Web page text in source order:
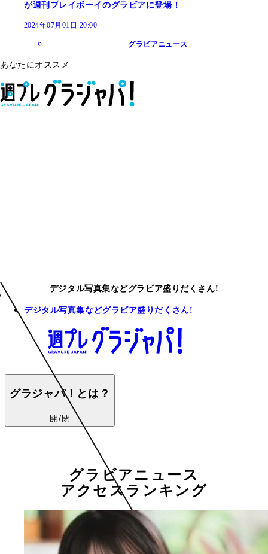
が週刊プレイボーイのグラビアに登場！
2024年07月01日 20:00
グラビアニュース
あなたにオススメ
デジタル写真集などグラビア盛りだくさん!
デジタル写真集などグラビア盛りだくさん!
グラジャパ！とは？
開/閉
グラビアニュース
アクセスランキング